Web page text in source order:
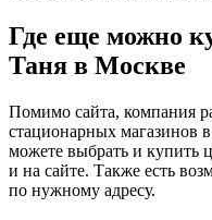
Где еще можно
Таня в Москве
Помимо сайта, компания
стационарных магазинов
можете выбрать и купить
и на сайте. Также есть
по нужному адресу.